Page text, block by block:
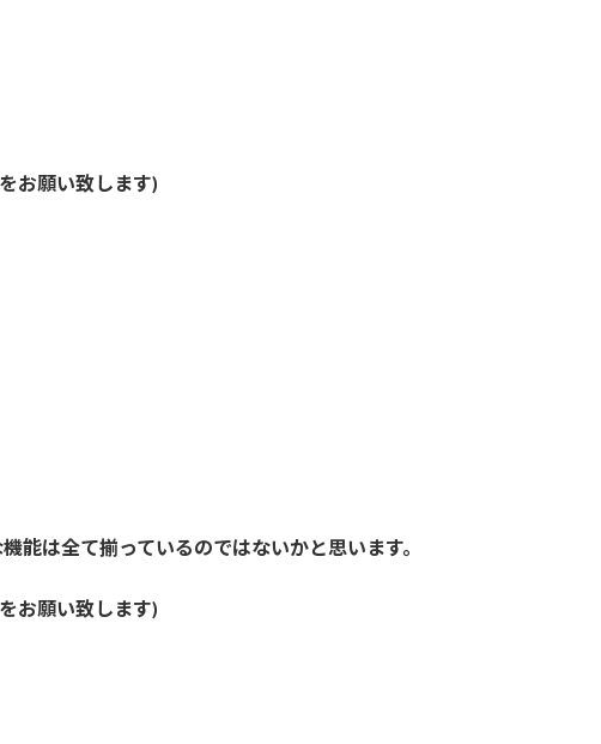
お願い致します)
は全て揃っているのではないかと思います。
お願い致します)